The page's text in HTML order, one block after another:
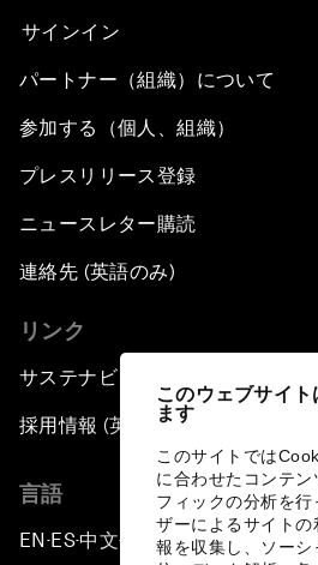
このウェブサイ
ます
このサイトでは
に合わせたコンテ
フィックの分析を
ザーによるサイト
報を収集し、ソー
サインイン
パートナー（組織）について
参加する（個人、組織）
プレスリリース登録
ニュースレター購読
連絡先 (英語のみ)
リンク
サステナビリティへの取り組み
採用情報 (英語のみ)
言語
EN ▪ ES▪中文▪ 日本語